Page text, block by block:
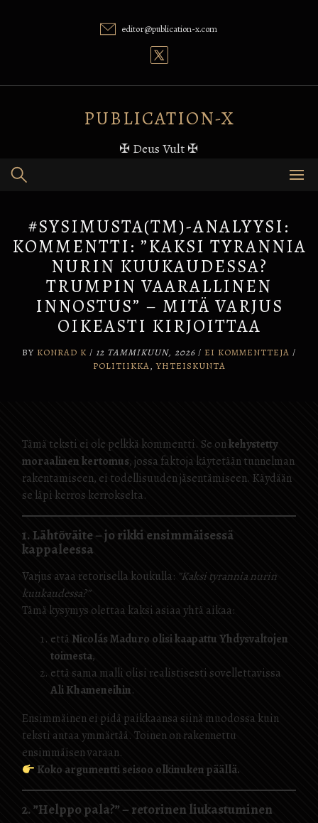
editor@publication-x.com
PUBLICATION-X
✠ Deus Vult ✠
#SYSIMUSTA(TM)-ANALYYSI:
KOMMENTTI: ”KAKSI TYRANNIA
NURIN KUUKAUDESSA?
TRUMPIN VAARALLINEN
INNOSTUS” – MITÄ VARJUS
OIKEASTI KIRJOITTAA
BY KONRAD K / 12 TAMMIKUUN, 2026 / EI KOMMENTTEJA /
POLITIIKKA,YHTEISKUNTA
Tämä teksti ei ole pelkkä kommentti. Se onkehystetty
moraalinen kertomus, jossa faktoja käytetään tunnelman
rakentamiseen, ei todellisuuden jäsentämiseen. Käydään
se läpi kerros kerrokselta.
1. Lähtöväite – jo rikki ensimmäisessä
kappaleessa
Varjus avaa retorisella koukulla: ”Kaksi tyrannia nurin
kuukaudessa?”
Tämä kysymys olettaa kaksi asiaa yhtä aikaa:
että Nicolás Maduro olisi kaapattu Yhdysvaltojen
toimesta,
että sama malli olisi realistisesti sovellettavissa
Ali Khameneihin.
Ensimmäinen ei pidä paikkaansa siinä muodossa kuin
teksti antaa ymmärtää. Toinen on rakennettu
ensimmäisen varaan.
Koko argumentti seisoo olkinuken päällä.
2. ”Helppo pala?” – retorinen liukastuminen